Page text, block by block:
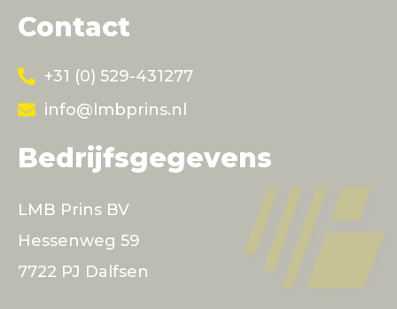
Contact
+31 (0) 529-431277
info@lmbprins.nl
Bedrijfsgegevens
LMB Prins BV
Hessenweg 59
7722 PJ Dalfsen